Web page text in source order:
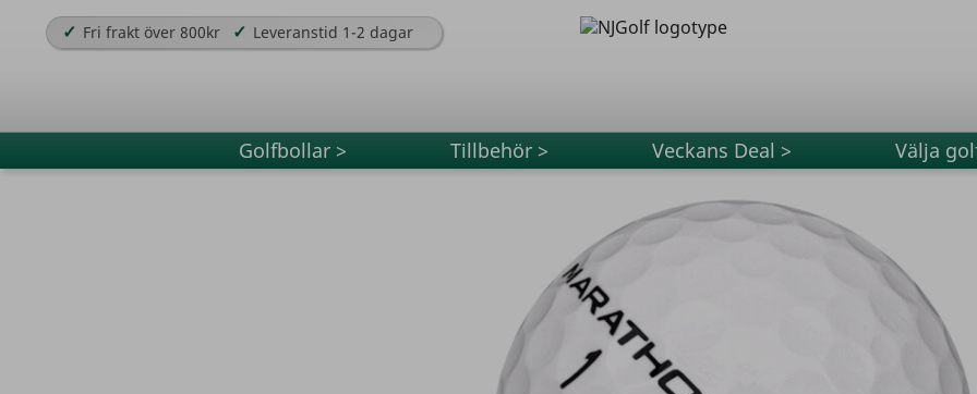
✓ Fri frakt över 800kr ✓ Leveranstid 1-2 dagar
Golfbollar > Tillbehör > Veckans Deal > Välja